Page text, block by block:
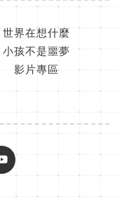
世界在想什麼
小孩不是噩夢
影片專區